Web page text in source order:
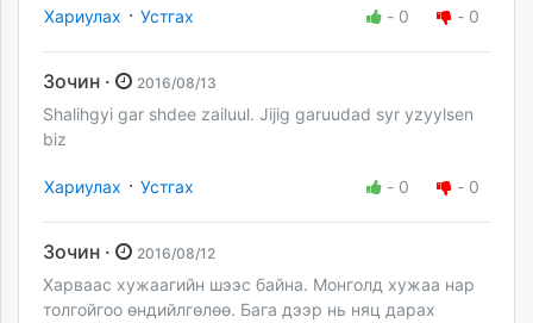
Хариулах · Устгах - 0 - 0
Зочин · 2016/08/13
Shalihgyi gar shdee zailuul. Jijig garuudad syr yzyylsen
biz
Хариулах · Устгах - 0 - 0
Зочин · 2016/08/12
Харваас хужаагийн шээс байна. Монголд хужаа нар
толгойгоо өндийлгөлөө. Бага дээр нь няц дарах